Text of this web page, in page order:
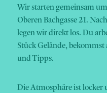
Wir starten gemeinsam
Oberen Bachgasse 21.
legen wir direkt los. Du
Stück Gelände,
und Tipps.
Die Atmosphäre ist